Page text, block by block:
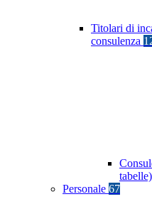
Titolari di
consulenza
tabelle)
Personale 67